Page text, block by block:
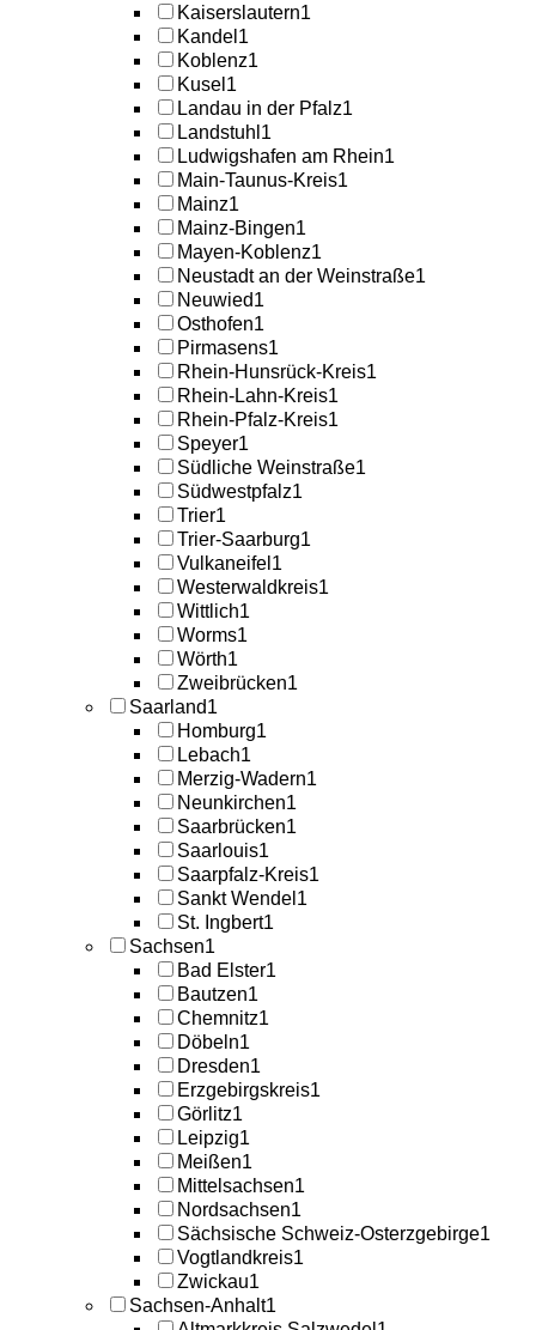
Kaiserslautern1
Kandel 1
Koblenz1
Kusel 1
Landau in der Pfalz1
Landstuhl 1
Ludwigshafen am Rhein1
Main-Taunus-Kreis1
Mainz1
Mainz-Bingen1
Mayen-Koblenz1
Neustadt an der Weinstraße1
Neuwied1
Osthofen1
Pirmasens1
Rhein-Hunsrück-Kreis1
Rhein-Lahn-Kreis1
Rhein-Pfalz-Kreis1
Speyer1
Südliche Weinstraße1
Südwestpfalz1
Trier1
Trier-Saarburg1
Vulkaneifel 1
Westerwaldkreis1
Wittlich1
Worms1
Wörth1
Zweibrücken1
Saarland1
Homburg1
Lebach1
Merzig-Wadern1
Neunkirchen1
Saarbrücken1
Saarlouis1
Saarpfalz-Kreis1
Sankt Wendel 1
St. Ingbert1
Sachsen1
Bad Elster1
Bautzen1
Chemnitz1
Döbeln1
Dresden1
Erzgebirgskreis1
Görlitz1
Leipzig1
Meißen1
Mittelsachsen1
Nordsachsen1
Sächsische Schweiz-Osterzgebirge1
Vogtlandkreis1
Zwickau1
Sachsen-Anhalt1